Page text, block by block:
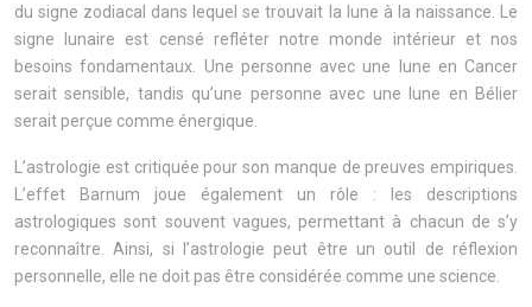
du signe zodiacal dans lequel se trouvait la lune à la naissance. Le
signe lunaire est censé refléter notre monde intérieur et nos
besoins fondamentaux. Une personne avec une lune en Cancer
serait sensible, tandis qu’une personne avec une lune en Bélier
serait perçue comme énergique.
L’astrologie est critiquée pour son manque de preuves empiriques.
L’effet Barnum joue également un rôle : les descriptions
astrologiques sont souvent vagues, permettant à chacun de s’y
reconnaître. Ainsi, si l’astrologie peut être un outil de réflexion
personnelle, elle ne doit pas être considérée comme une science.